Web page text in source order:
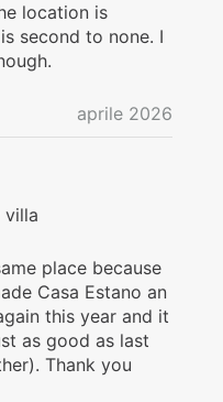
location is
second to none. I
aprile 2026
villa
place because
Casa Estano an
this year and it
as good as last
Thank you